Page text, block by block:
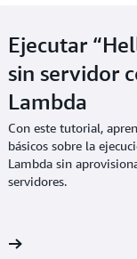
Ejecutar
sin servidor
Lambda
Con este tutorial,
básicos sobre la
Lambda sin
servidores.